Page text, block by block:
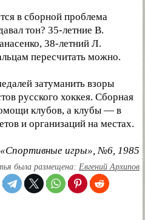
в сборной проблема
тон? 35-летние В.
38-летний Л.
пересчитать можно.
затуманить взоры
русского хоккея. Сборная
клубов, а клубы — в
и организаций на местах.
игры», №6, 1985
была размещена: Евгений Архипов